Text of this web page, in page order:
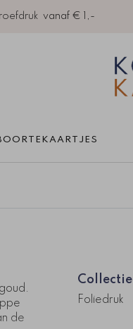
vanaf € 1,-
de
Collectie
Foliedruk